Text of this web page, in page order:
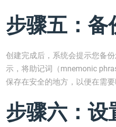
步骤五：备
创建完成后，系统会提示您备
示，将助记词（mnemonic
保存在安全的地方，以便在需要
步骤六：设